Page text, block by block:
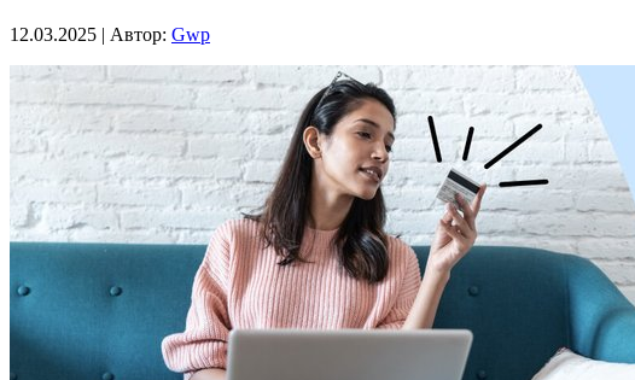
12.03.2025 | Автор: Gwp